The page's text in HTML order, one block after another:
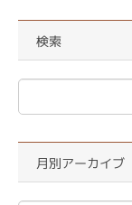
検索
月別アーカイブ